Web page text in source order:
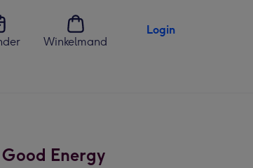
Winkelmand
Login
Energy